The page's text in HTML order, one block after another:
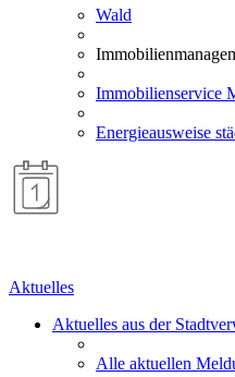
Wald
Immobilienservice
Energieausweise
Aktuelles
Aktuelles aus der
Alle aktuellen